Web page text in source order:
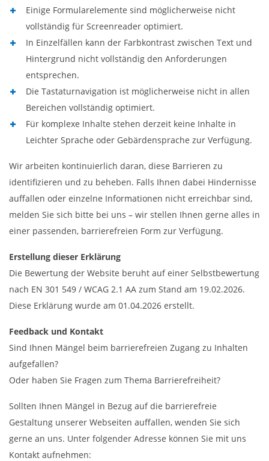
Einige Formularelemente sind möglicherweise nicht
vollständig für Screenreader optimiert.
In Einzelfällen kann der Farbkontrast zwischen Text und
Hintergrund nicht vollständig den Anforderungen
entsprechen.
Die Tastaturnavigation ist möglicherweise nicht in allen
Bereichen vollständig optimiert.
Für komplexe Inhalte stehen derzeit keine Inhalte in
Leichter Sprache oder Gebärdensprache zur Verfügung.
Wir arbeiten kontinuierlich daran, diese Barrieren zu
identifizieren und zu beheben. Falls Ihnen dabei Hindernisse
auffallen oder einzelne Informationen nicht erreichbar sind,
melden Sie sich bitte bei uns – wir stellen Ihnen gerne alles in
einer passenden, barrierefreien Form zur Verfügung.
Erstellung dieser Erklärung
Die Bewertung der Website beruht auf einer Selbstbewertung
nach EN 301 549 / WCAG 2.1 AA zum Stand am 19.02.2026.
Diese Erklärung wurde am 01.04.2026 erstellt.
Feedback und Kontakt
Sind Ihnen Mängel beim barrierefreien Zugang zu Inhalten
aufgefallen?
Oder haben Sie Fragen zum Thema Barrierefreiheit?
Sollten Ihnen Mängel in Bezug auf die barrierefreie
Gestaltung unserer Webseiten auffallen, wenden Sie sich
gerne an uns. Unter folgender Adresse können Sie mit uns
Kontakt aufnehmen: